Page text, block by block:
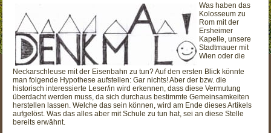
Was haben das
Kolosseum zu
Rom mit der
Ersheimer
Kapelle, unsere
Stadtmauer mit
Wien oder die
Neckarschleuse mit der Eisenbahn zu tun? Auf den ersten Blick könnte
man folgende Hypothese aufstellen: Gar nichts! Aber der bzw. die
historisch interessierte Leser/in wird erkennen, dass diese Vermutung
überdacht werden muss, da sich durchaus bestimmte Gemeinsamkeiten
herstellen lassen. Welche das sein können, wird am Ende dieses Artikels
aufgelöst. Was das alles aber mit Schule zu tun hat, sei an diese Stelle
bereits erwähnt.